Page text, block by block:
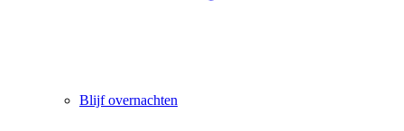
Blijf overnachten